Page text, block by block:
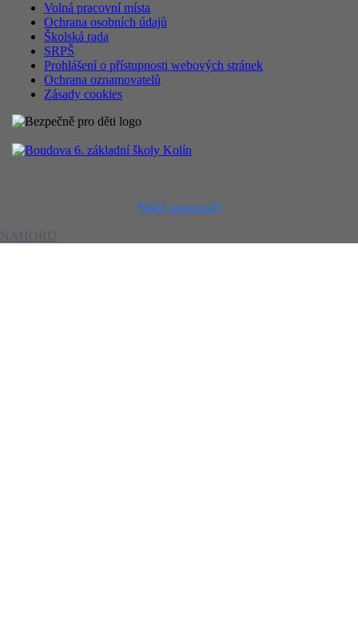
Volná pracovní místa
Ochrana osobních údajů
Školská rada
SRPŠ
Prohlášení o přístupnosti webových stránek
Ochrana oznamovatelů
Zásady cookies
Naši sponzoři
NAHORU